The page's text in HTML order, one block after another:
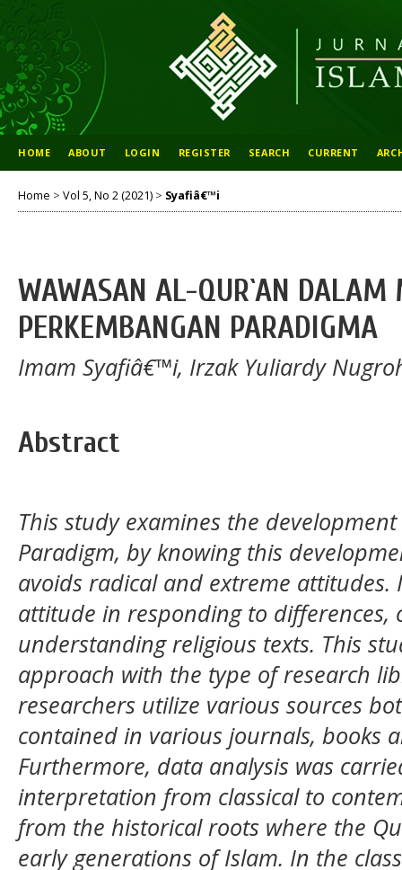
HOME ABOUT LOGIN REGISTER SEARCH CURRENT
Home > Vol 5, No 2 (2021) > Syafiâ€™i
WAWASAN AL-QUR`AN DALAM
PERKEMBANGAN PARADIGMA
Imam Syafiâ€™i, Irzak Yuliardy
Abstract
This study examines the
Paradigm, by knowing this
avoids radical and extreme
attitude in responding to differences,
understanding religious texts. This
approach with the type of research
researchers utilize various sources
contained in various journals, books
Furthermore, data analysis was
interpretation from classical to
from the historical roots where the
early generations of Islam. In the